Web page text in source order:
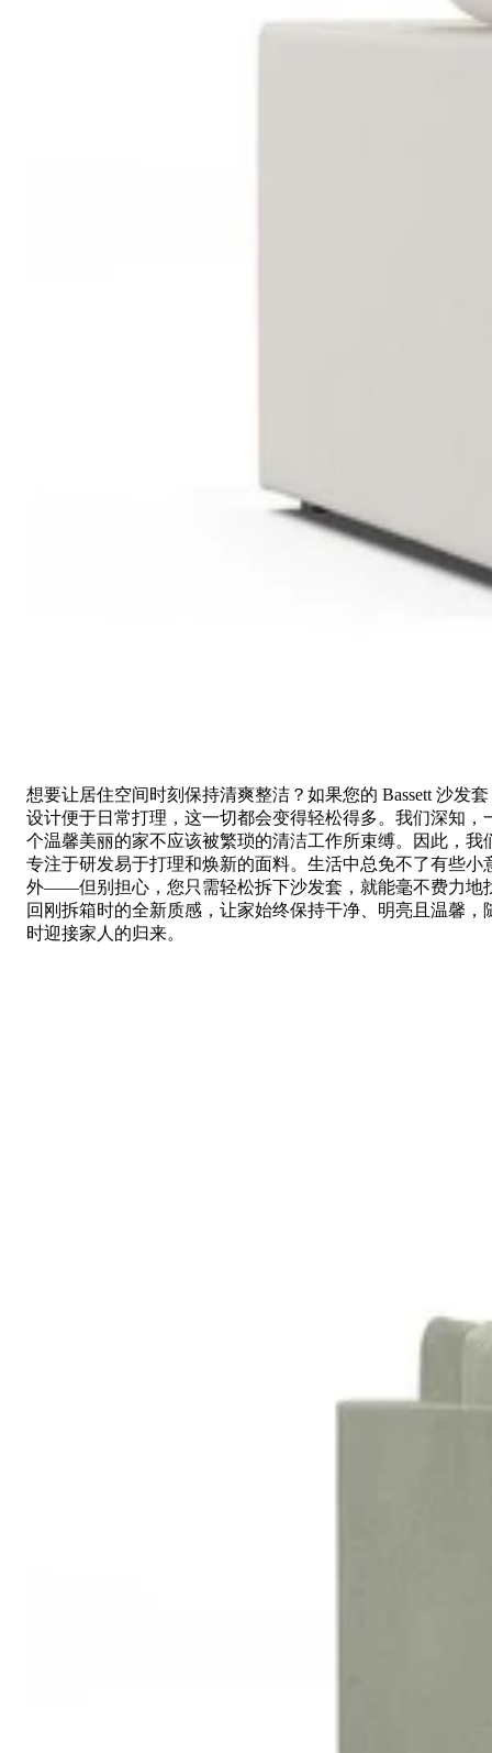
想要让居住空间时刻保持清爽整洁？如果您的 Bassett 沙发套
设计便于日常打理，这一切都会变得轻松得多。我们深知，
个温馨美丽的家不应该被繁琐的清洁工作所束缚。因此，我
专注于研发易于打理和焕新的面料。生活中总免不了有些小
外——但别担心，您只需轻松拆下沙发套，就能毫不费力地
回刚拆箱时的全新质感，让家始终保持干净、明亮且温馨，
时迎接家人的归来。